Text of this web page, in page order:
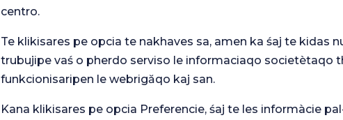
centro.
Te klikisares pe opcia te nakhaves sa, amen ka śaj te kidas
trubujipe vaś o pherdo serviso le informaciaqo societètaqo
funkcionisaripen le webrigăqo kaj san.
Kana klikisares pe opcia Preferencie, śaj te les informàcie